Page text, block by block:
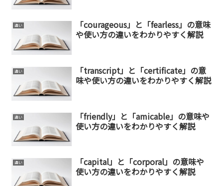
違い
「courageous」と「fearless」の意味
や使い方の違いをわかりやすく解説
違い
「transcript」と「certificate」の意
味や使い方の違いをわかりやすく解説
違い
「friendly」と「amicable」の意味や
使い方の違いをわかりやすく解説
違い
「capital」と「corporal」の意味や
使い方の違いをわかりやすく解説